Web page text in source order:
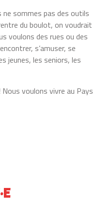
sommes pas des outils
du boulot, on voudrait
voulons des rues ou des
s’amuser, se
jeunes, les seniors, les
voulons vivre au Pays